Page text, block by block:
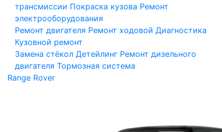
трансмиссии Покраска кузова Ремонт
электрооборудования
Ремонт двигателя Ремонт ходовой Диагностика
Кузовной ремонт
Замена стёкол Детейлинг Ремонт дизельного
двигателя Тормозная система
Range Rover